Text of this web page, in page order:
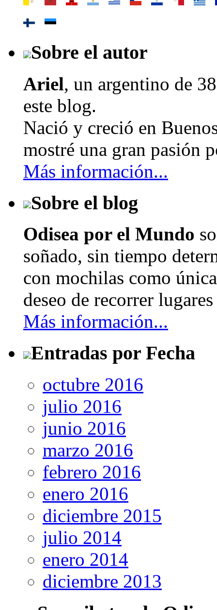
Sobre el autor
Ariel, un argentino de
este blog.
Nació y creció en
mostré una gran pasión
Más información...
Sobre el blog
Odisea por el Mundo
soñado, sin tiempo
con mochilas como
deseo de recorrer
Más información...
Entradas por Fecha
octubre 2016
julio 2016
junio 2016
marzo 2016
febrero 2016
enero 2016
diciembre 2015
julio 2014
enero 2014
diciembre 2013